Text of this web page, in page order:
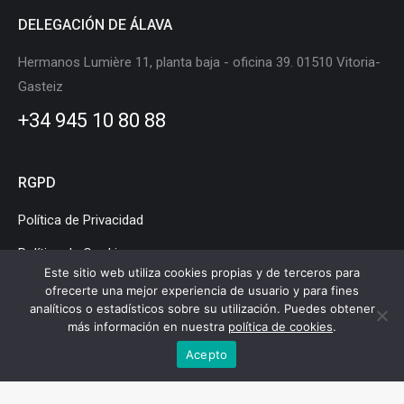
DELEGACIÓN DE ÁLAVA
Hermanos Lumière 11, planta baja - oficina 39. 01510 Vitoria-
Gasteiz
+34 945 10 80 88
RGPD
Política de Privacidad
Política de Cookies
Aviso Legal
Clúster de Movilidad y Logística de Euskadi © Copyright |
Política de privacidad|Política de cookies|Mapa web
Este sitio web utiliza cookies propias y de terceros para
ofrecerte una mejor experiencia de usuario y para fines
analíticos o estadísticos sobre su utilización. Puedes obtener
más información en nuestra política de cookies.
Acepto